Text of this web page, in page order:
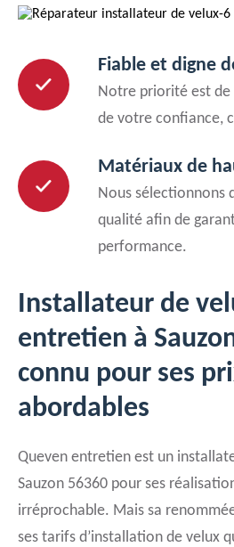
Fiable et digne
Notre priorité est de
de votre confiance,
Matériaux de
Nous sélectionnons
qualité afin de
performance.
Installateur de
entretien à
connu pour ses
abordables
Queven entretien est un
Sauzon 56360 pour ses
irréprochable. Mais sa
ses tarifs d’installation de velux